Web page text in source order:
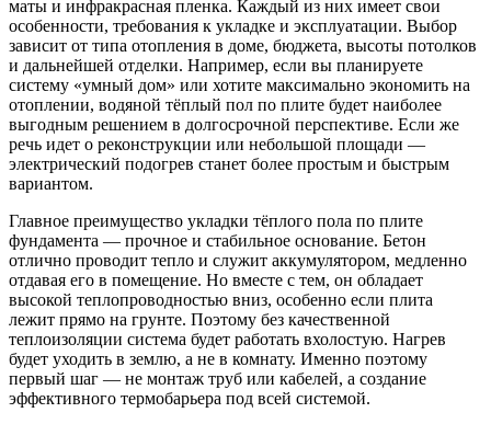
маты и инфракрасная пленка. Каждый из них имеет свои
особенности, требования к укладке и эксплуатации. Выбор
зависит от типа отопления в доме, бюджета, высоты потолков
и дальнейшей отделки. Например, если вы планируете
систему «умный дом» или хотите максимально экономить на
отоплении, водяной тёплый пол по плите будет наиболее
выгодным решением в долгосрочной перспективе. Если же
речь идет о реконструкции или небольшой площади —
электрический подогрев станет более простым и быстрым
вариантом.
Главное преимущество укладки тёплого пола по плите
фундамента — прочное и стабильное основание. Бетон
отлично проводит тепло и служит аккумулятором, медленно
отдавая его в помещение. Но вместе с тем, он обладает
высокой теплопроводностью вниз, особенно если плита
лежит прямо на грунте. Поэтому без качественной
теплоизоляции система будет работать вхолостую. Нагрев
будет уходить в землю, а не в комнату. Именно поэтому
первый шаг — не монтаж труб или кабелей, а создание
эффективного термобарьера под всей системой.